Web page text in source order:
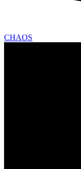
CHAOS